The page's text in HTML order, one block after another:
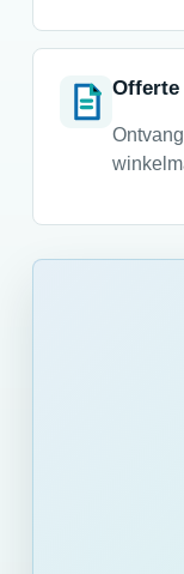
Offerte